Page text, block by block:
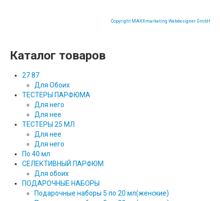
Copyright MAXXmarketing Webdesigner GmbH
Каталог товаров
27 87
Для Обоих
ТЕСТЕРЫ ПАРФЮМА
Для него
Для нее
ТЕСТЕРЫ 25 МЛ
Для нее
Для него
По 40 мл
СЕЛЕКТИВНЫЙ ПАРФЮМ
Для обоих
ПОДАРОЧНЫЕ НАБОРЫ
Подарочные наборы 5 по 20 мл(женские)